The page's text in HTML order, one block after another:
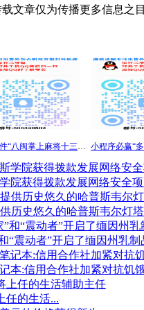
文章仅为传播更多信息之
小程序软件“八闽掌上麻将十三水开挂下载”详细分享装挂步骤
院获得拨款发展网络安全
历史悠久的哈普斯韦尔灯
“震动者”开启了缅因州乳制
本:信用合作社加紧对抗饥
任的生活...